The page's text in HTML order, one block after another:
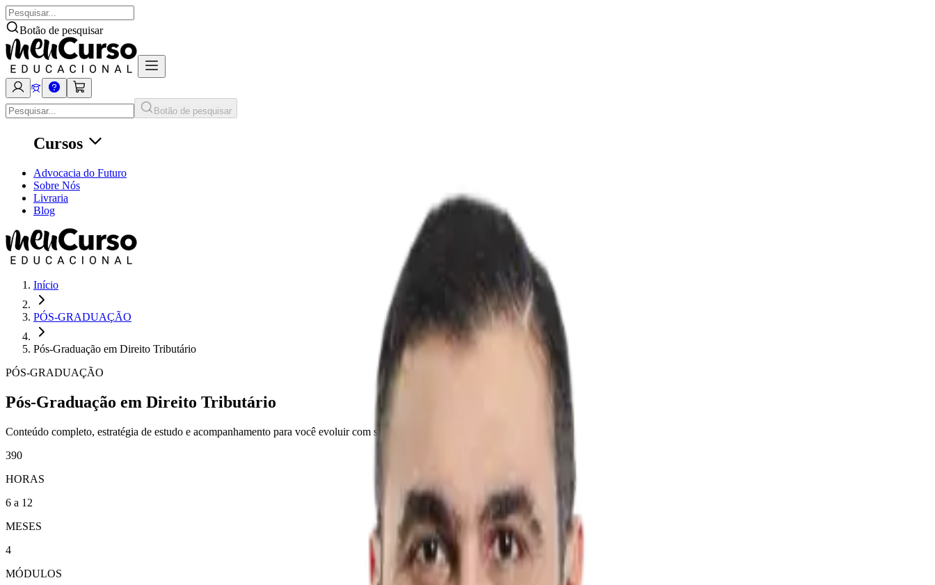
Botão de pesquisar
Botão de pesquisar
Cursos
Advocacia do Futuro
Sobre Nós
Livraria
Blog
Início
PÓS-GRADUAÇÃO
Pós-Graduação em Direito Tributário
PÓS-GRADUAÇÃO
Pós-Graduação em Direito Tributário
Conteúdo completo, estratégia de estudo e acompanhamento para você evoluir com segurança.
390
HORAS
6 a 12
MESES
4
MÓDULOS